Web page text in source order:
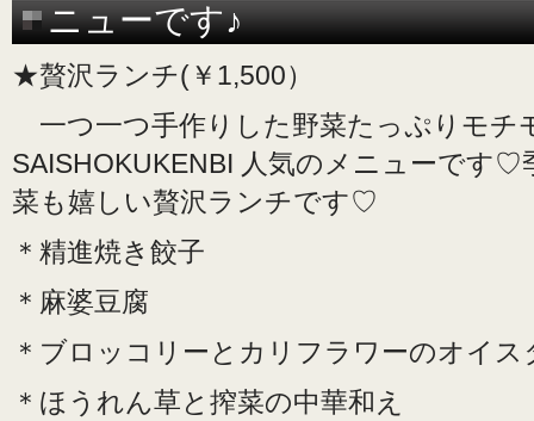
ニューです♪
★贅沢ランチ(￥1,500）
一つ一つ手作りした野菜たっぷりモチ
SAISHOKUKENBI 人気のメニューです♡
菜も嬉しい贅沢ランチです♡
＊精進焼き餃子
＊麻婆豆腐
＊ブロッコリーとカリフラワーのオイス
＊ほうれん草と搾菜の中華和え